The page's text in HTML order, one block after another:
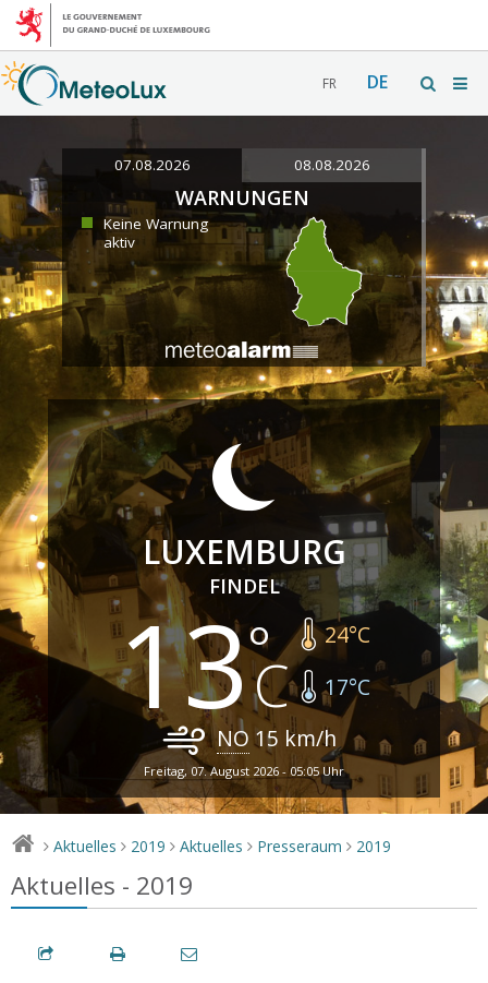
FR DE
07.08.2026 08.08.2026
WARNUNGEN
Keine Warnung
aktiv
LUXEMBURG
FINDEL
13 24°C
17°C
NO 15 km/h
Freitag, 07. August 2026 - 05:05 Uhr
> Aktuelles > 2019 > Aktuelles > Presseraum > 2019
Aktuelles - 2019